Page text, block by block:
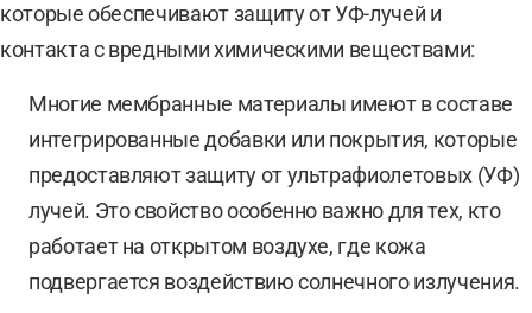
которые обеспечивают защиту от УФ-лучей и
контакта с вредными химическими веществами:
Многие мембранные материалы имеют в составе
интегрированные добавки или покрытия, которые
предоставляют защиту от ультрафиолетовых (УФ)
лучей. Это свойство особенно важно для тех, кто
работает на открытом воздухе, где кожа
подвергается воздействию солнечного излучения.